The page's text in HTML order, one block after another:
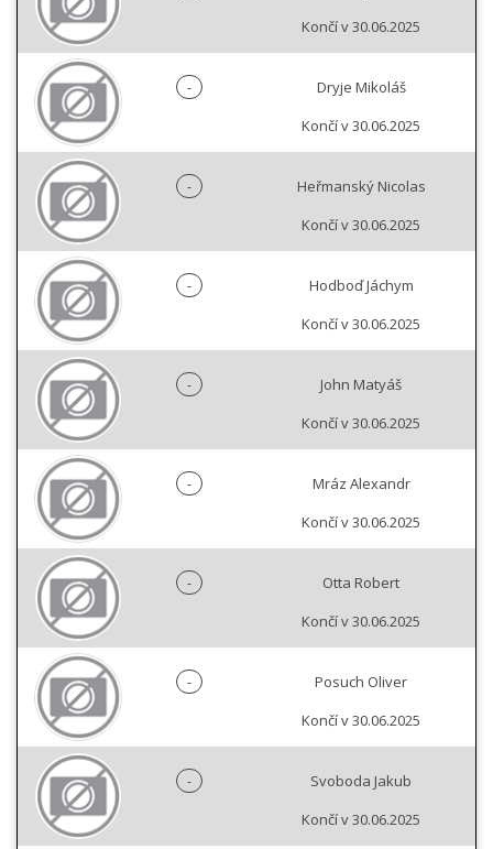
Končí v 30.06.2025
-
Dryje Mikoláš
Končí v 30.06.2025
-
Heřmanský Nicolas
Končí v 30.06.2025
-
Hodboď Jáchym
Končí v 30.06.2025
-
John Matyáš
Končí v 30.06.2025
-
Mráz Alexandr
Končí v 30.06.2025
-
Otta Robert
Končí v 30.06.2025
-
Posuch Oliver
Končí v 30.06.2025
-
Svoboda Jakub
Končí v 30.06.2025